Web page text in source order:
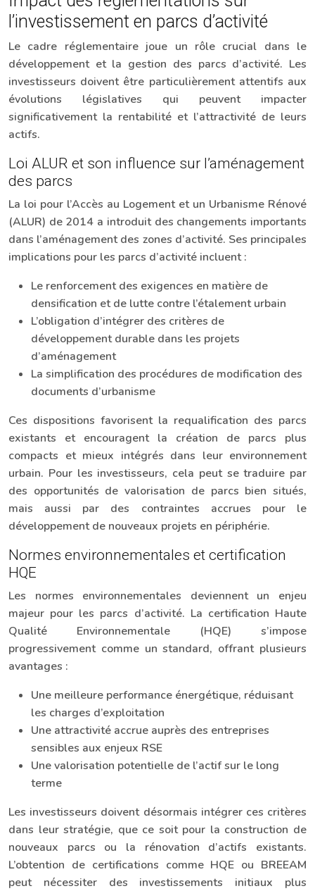
l’investissement en parcs d’activité
Le cadre réglementaire joue un rôle crucial dans le
développement et la gestion des parcs d’activité. Les
investisseurs doivent être particulièrement attentifs aux
évolutions législatives qui peuvent impacter
significativement la rentabilité et l’attractivité de leurs
actifs.
Loi ALUR et son influence sur l’aménagement
des parcs
La loi pour l’Accès au Logement et un Urbanisme Rénové
(ALUR) de 2014 a introduit des changements importants
dans l’aménagement des zones d’activité. Ses principales
implications pour les parcs d’activité incluent :
Le renforcement des exigences en matière de
densification et de lutte contre l’étalement urbain
L’obligation d’intégrer des critères de
développement durable dans les projets
d’aménagement
La simplification des procédures de modification des
documents d’urbanisme
Ces dispositions favorisent la requalification des parcs
existants et encouragent la création de parcs plus
compacts et mieux intégrés dans leur environnement
urbain. Pour les investisseurs, cela peut se traduire par
des opportunités de valorisation de parcs bien situés,
mais aussi par des contraintes accrues pour le
développement de nouveaux projets en périphérie.
Normes environnementales et certification
HQE
Les normes environnementales deviennent un enjeu
majeur pour les parcs d’activité. La certification Haute
Qualité Environnementale (HQE) s’impose
progressivement comme un standard, offrant plusieurs
avantages :
Une meilleure performance énergétique, réduisant
les charges d’exploitation
Une attractivité accrue auprès des entreprises
sensibles aux enjeux RSE
Une valorisation potentielle de l’actif sur le long
terme
Les investisseurs doivent désormais intégrer ces critères
dans leur stratégie, que ce soit pour la construction de
nouveaux parcs ou la rénovation d’actifs existants.
L’obtention de certifications comme HQE ou BREEAM
peut nécessiter des investissements initiaux plus